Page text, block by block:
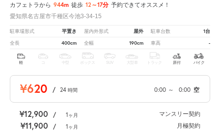
カフェトラから 944m 徒歩 12～17分 予約できてオススメ！
愛知県名古屋市千種区今池3-34-15
駐車場形式 平置き 屋内外形式 屋外 駐車台数 1台
全長 400cm 全幅 190cm 車高 -
軽 中型 ボックス SUV 大型車 トラック 原付 バイク
¥620 / 24 時間 0:00 ～ 0:00 空
¥12,900 / 1ヶ月 マンスリー契約
¥11,900 / 1ヶ月 月極契約